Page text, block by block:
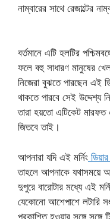
নাম্বারের সাথে রেজাল্টের
বর্তমানে এটি হলটির
ফলে বহু সাধারণ মানুষের
নিজেরা বুঝতে পারছেন এই
থাকতে পারবে সেই উদ্দেশ্য
তারা হয়তো এটিকেট
জিতবে তাই।
আপনারা যদি এই মর্নিং
তাহলে আপনাকে যথাসময়ে
দুপুরে বারোটার মধ্যে এই
যেকোনো আশেপাশে লটারি
প্রকাশিত হওয়ার সঙ্গে সঙ্গে